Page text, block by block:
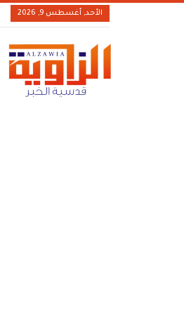
الأحد, أغسطس 9, 2026